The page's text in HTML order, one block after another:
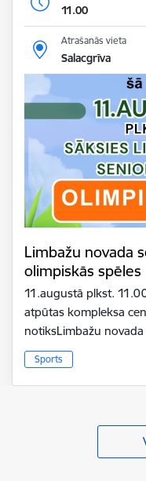
11.00
Atrašanās vieta
Salacgrīva
Limbažu novada
olimpiskās spēles
11.augustā plkst.
atpūtas kompleksa
notiksLimbažu
Sports